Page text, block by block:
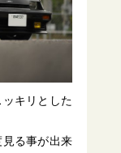
キリとした
る事が出来